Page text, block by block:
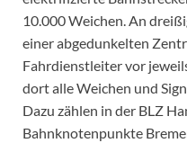
10.000 Weichen. An
einer abgedunkelten
Fahrdienstleiter vor
dort alle Weichen und
Dazu zählen in der BLZ
Bahnknotenpunkte